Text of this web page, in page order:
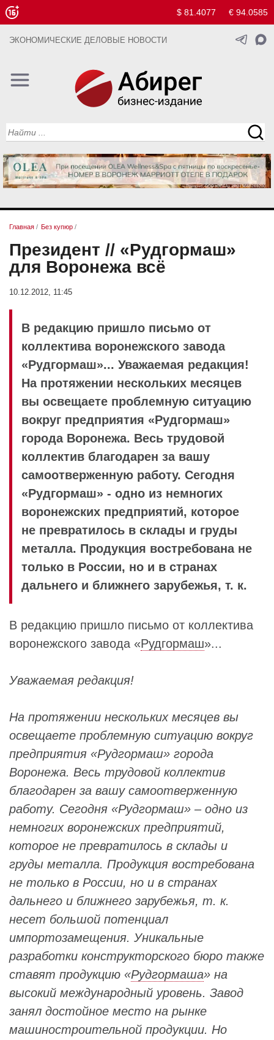
$ 81.4077 € 94.0585
ЭКОНОМИЧЕСКИЕ ДЕЛОВЫЕ НОВОСТИ
Главная / Без купюр /
Президент // «Рудгормаш»
для Воронежа всё
10.12.2012, 11:45
В редакцию пришло письмо от
коллектива воронежского завода
«Рудгормаш»... Уважаемая редакция!
На протяжении нескольких месяцев
вы освещаете проблемную ситуацию
вокруг предприятия «Рудгормаш»
города Воронежа. Весь трудовой
коллектив благодарен за вашу
самоотверженную работу. Сегодня
«Рудгормаш» - одно из немногих
воронежских предприятий, которое
не превратилось в склады и груды
металла. Продукция востребована не
только в России, но и в странах
дальнего и ближнего зарубежья, т. к.
В редакцию пришло письмо от коллектива
воронежского завода «Рудгормаш»...
Уважаемая редакция!
На протяжении нескольких месяцев вы
освещаете проблемную ситуацию вокруг
предприятия «Рудгормаш» города
Воронежа. Весь трудовой коллектив
благодарен за вашу самоотверженную
работу. Сегодня «Рудгормаш» – одно из
немногих воронежских предприятий,
которое не превратилось в склады и
груды металла. Продукция востребована
не только в России, но и в странах
дальнего и ближнего зарубежья, т. к.
несет большой потенциал
импортозамещения. Уникальные
разработки конструкторского бюро также
ставят продукцию «Рудгормаша» на
высокий международный уровень. Завод
занял достойное место на рынке
машиностроительной продукции. Но